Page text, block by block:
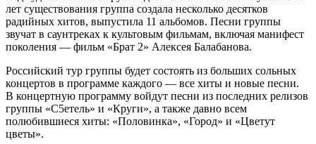
лет существования группа создала несколько десятков
радийных хитов, выпустила 11 альбомов. Песни группы
звучат в саунтреках к культовым фильмам, включая манифест
поколения — фильм «Брат 2» Алексея Балабанова.
Российский тур группы будет состоять из больших сольных
концертов в программе каждого — все хиты и новые песни.
В концертную программу войдут песни из последних релизов
группы «С5етель» и «Круги», а также давно всем
полюбившиеся хиты: «Половинка», «Город» и «Цветут
цветы».